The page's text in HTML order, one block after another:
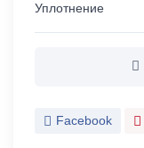
Уплотнение
Facebook